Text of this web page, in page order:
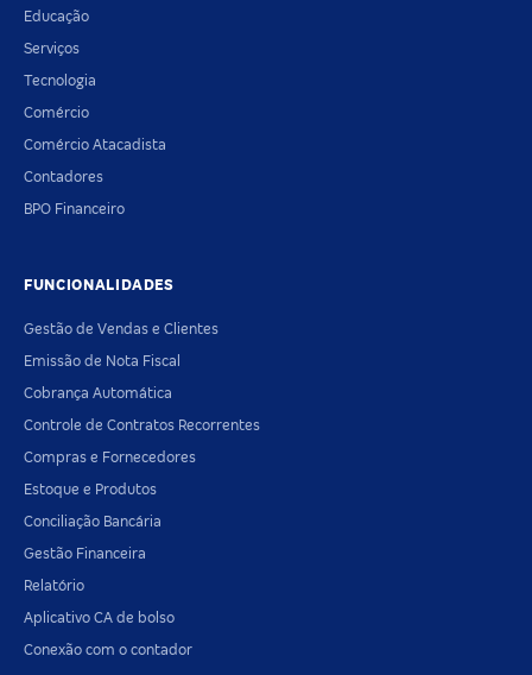
Educação
Serviços
Tecnologia
Comércio
Comércio Atacadista
Contadores
BPO Financeiro
FUNCIONALIDADES
Gestão de Vendas e Clientes
Emissão de Nota Fiscal
Cobrança Automática
Controle de Contratos Recorrentes
Compras e Fornecedores
Estoque e Produtos
Conciliação Bancária
Gestão Financeira
Relatório
Aplicativo CA de bolso
Conexão com o contador